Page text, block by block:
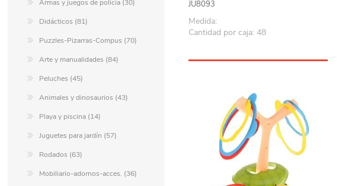
JU8093
Medida:
Cantidad por caja: 48
Armas y juegos de policía (30)
Didácticos (81)
Puzzles-Pizarras-Compus (70)
Arte y manualidades (84)
Peluches (45)
Animales y dinosaurios (43)
Playa y piscina (14)
Juguetes para jardín (57)
Rodados (63)
Mobiliario-adornos-acces. (36)